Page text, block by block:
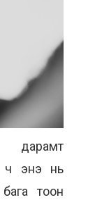
дарамт
ч энэ нь
тоон